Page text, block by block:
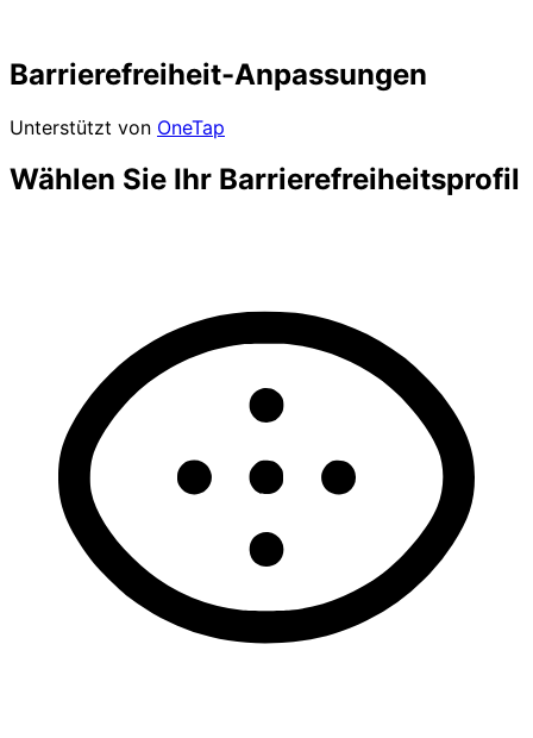
Barrierefreiheit-Anpassungen
Unterstützt von OneTap
Wählen Sie Ihr Barrierefreiheitsprofil